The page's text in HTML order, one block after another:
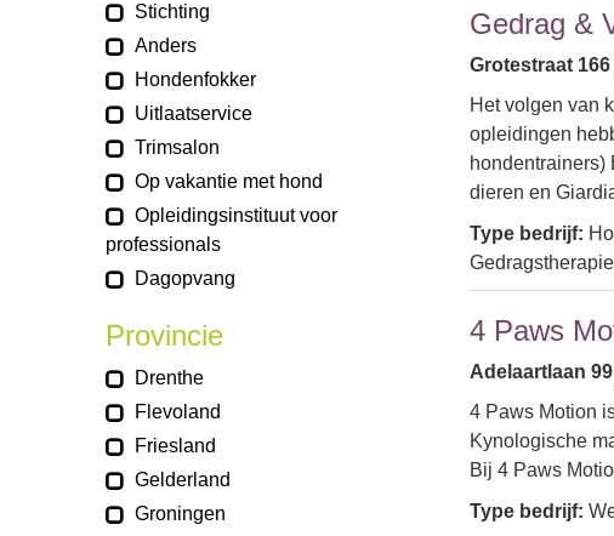
Stichting
Anders
Hondenfokker
Uitlaatservice
Trimsalon
Op vakantie met hond
Opleidingsinstituut voor
professionals
Dagopvang
Provincie
Drenthe
Flevoland
Friesland
Gelderland
Groningen
Gedrag &
Grotestraat 166
Het volgen van
opleidingen
dieren en
Type bedrijf:
4 Paws
Adelaartlaan
4 Paws Motion
Kynologische
Bij 4 Paws
Type bedrijf: